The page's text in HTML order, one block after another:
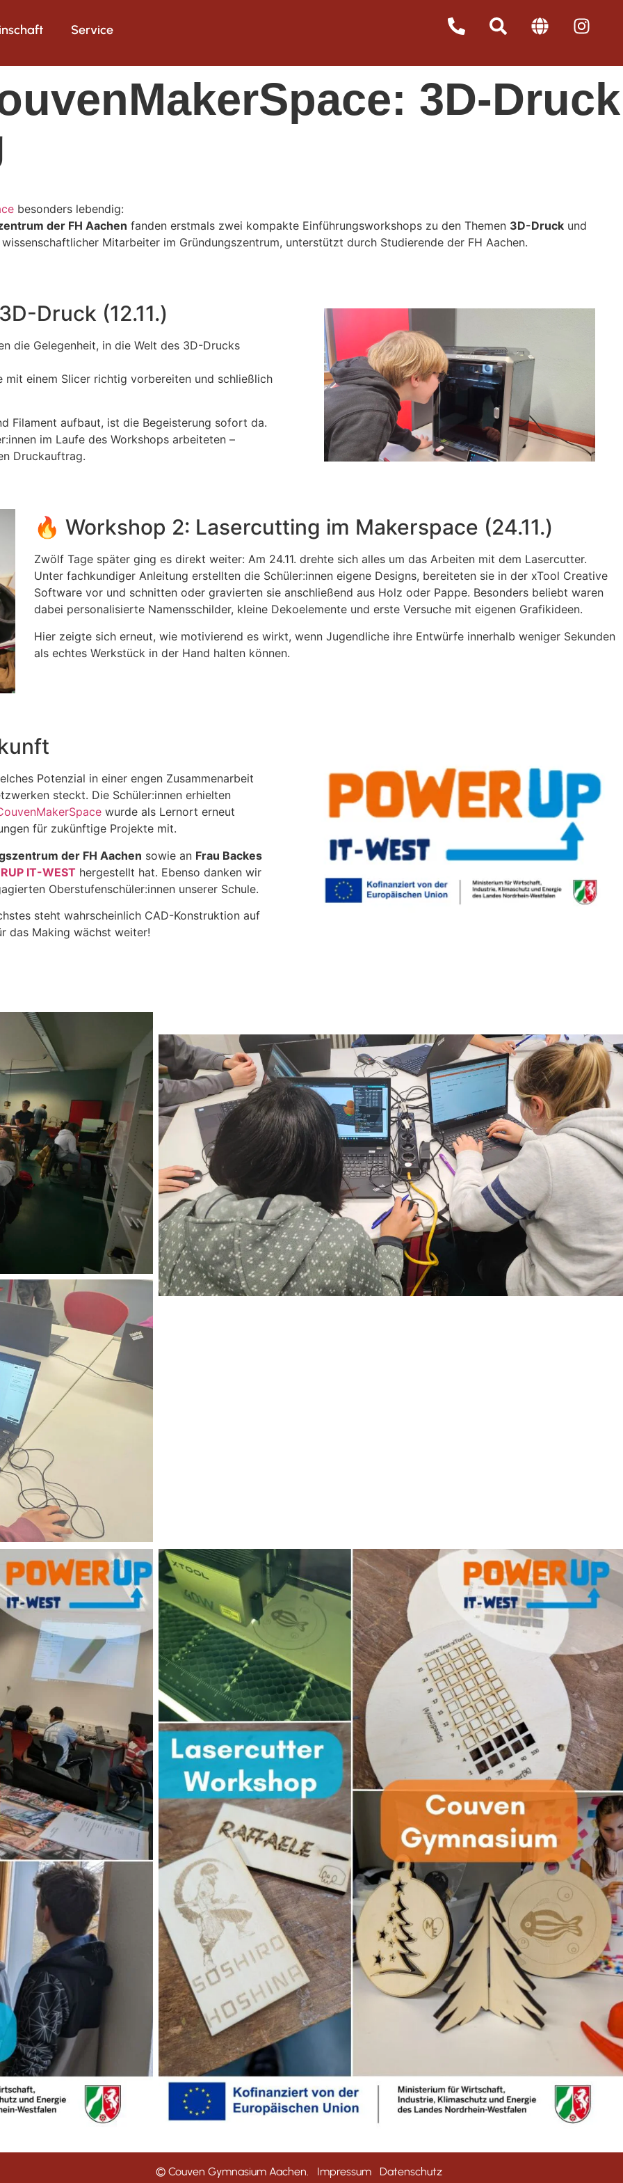
Service
3D-Druck
besonders lebendig:
der FH Aachen fanden erstmals zwei kompakte Einführungsworkshops zu den Themen 3D-Druck und
wissenschaftlicher Mitarbeiter im Gründungszentrum, unterstützt durch Studierende der FH Aachen.
Druck (12.11.)
die Gelegenheit, in die Welt des 3D-Drucks
einem Slicer richtig vorbereiten und schließlich
Filament aufbaut, ist die Begeisterung sofort da.
im Laufe des Workshops arbeiteten –
Druckauftrag.
🔥 Workshop 2: Lasercutting im Makerspace (24.11.)
Zwölf Tage später ging es direkt weiter: Am 24.11. drehte sich alles um das Arbeiten mit dem Lasercutter.
Unter fachkundiger Anleitung erstellten die Schüler:innen eigene Designs, bereiteten sie in der xTool Creative
Software vor und schnitten oder gravierten sie anschließend aus Holz oder Pappe. Besonders beliebt waren
dabei personalisierte Namensschilder, kleine Dekoelemente und erste Versuche mit eigenen Grafikideen.
Hier zeigte sich erneut, wie motivierend es wirkt, wenn Jugendliche ihre Entwürfe innerhalb weniger Sekunden
als echtes Werkstück in der Hand halten können.
Potenzial in einer engen Zusammenarbeit
steckt. Die Schüler:innen erhielten
wurde als Lernort erneut
für zukünftige Projekte mit.
der FH Aachen sowie an Frau Backes
IT-WEST hergestellt hat. Ebenso danken wir
Oberstufenschüler:innen unserer Schule.
steht wahrscheinlich CAD-Konstruktion auf
das Making wächst weiter!
© Couven Gymnasium Aachen. Impressum Datenschutz